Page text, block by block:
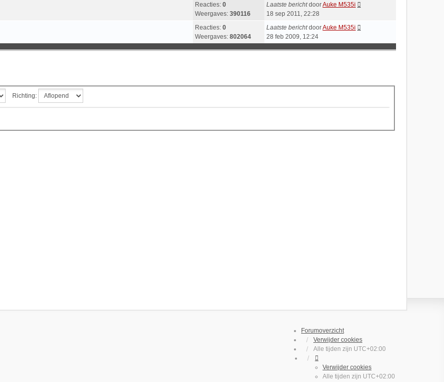
Reacties: 0
Weergaves: 390116
Laatste berichtdoorAuke M535i
18 sep 2011, 22:28
Reacties: 0
Weergaves: 802064
Laatste berichtdoorAuke M535i
28 feb 2009, 12:24
Richting:
Forumoverzicht
Verwijder cookies
Alle tijden zijn UTC+02:00
Verwijder cookies
Alle tijden zijn UTC+02:00